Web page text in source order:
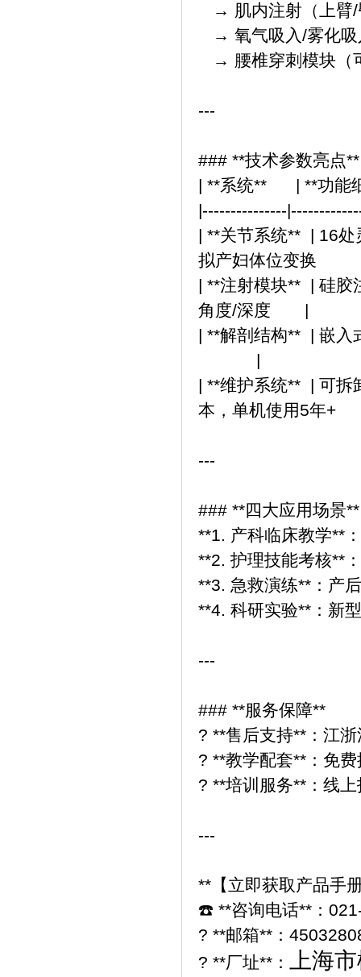
→ 肌内注射（上臂
→ 氧气吸入/雾化
→ 腰椎穿刺模块（
---
### **技术参数亮点
| **系统** |
|---------------
| **关节系统** | 16处
拟产妇体位变
| **注射模块** |
角度/深度 |
| **解剖结构** |
|
| **维护系统** | 可
本，单机使用5年
---
### **四大应用场景
**1. 产科临床教学**
**2. 护理技能考核**
**3. 急救演练**：产
**4. 科研实验**：新
---
### **服务保障**
? **售后支持**：江
? **教学配套**：免
? **培训服务**：线
---
**【立即获取产品手
☎️ **咨询电话**：
? **邮箱**：
? **厂址**：
上海